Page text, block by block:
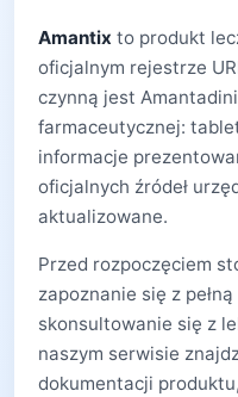
Amantix to produkt
oficjalnym rejestrze
czynną jest
farmaceutycznej:
informacje
oficjalnych źródeł
aktualizowane.
Przed rozpoczęciem
zapoznanie się z
skonsultowanie się z
naszym serwisie
dokumentacji